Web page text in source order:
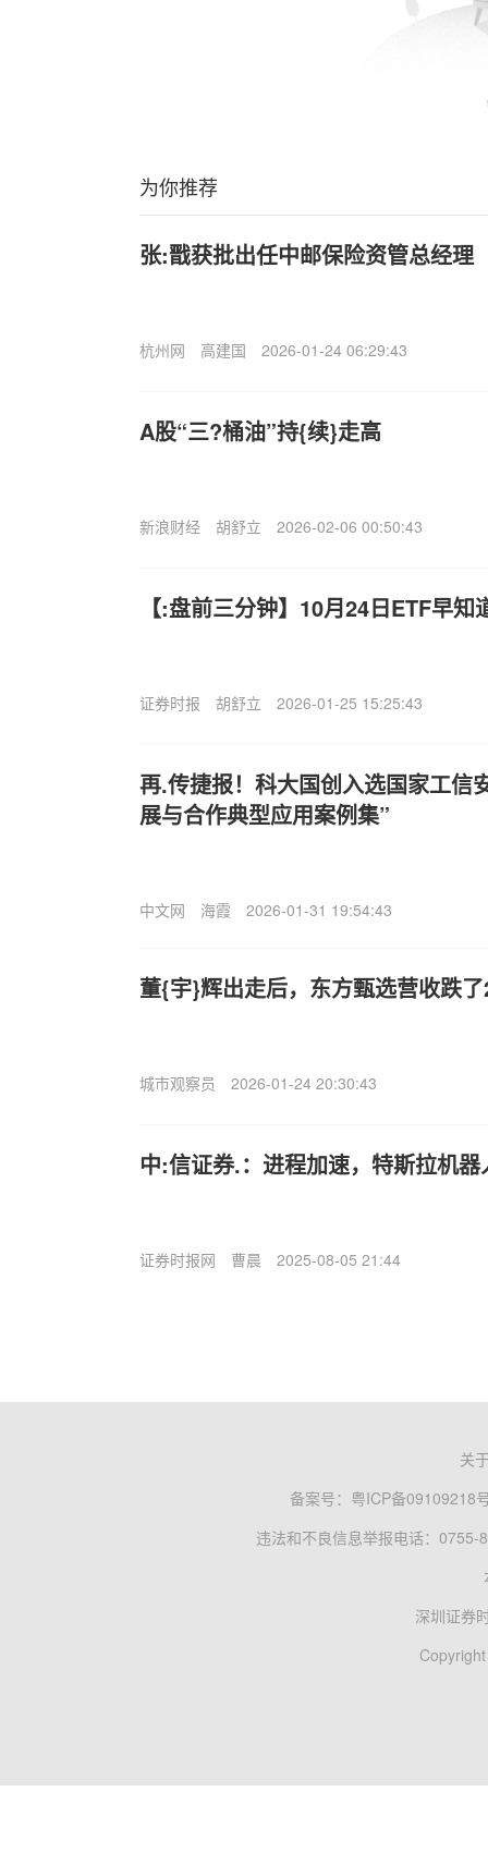
为你推荐
张:戬获批出任中邮保险资管总经理
杭州网 高建国 2026-01-24 06:29:43
A股“三?桶油”持{续}走高
新浪财经 胡舒立 2026-02-06 00:50:43
【:盘前三分钟】10月24日ETF早知
证券时报 胡舒立 2026-01-25 15:25:43
再.传捷报！科大国创入选国家工信
展与合作典型应用案例集”
中文网 海霞 2026-01-31 19:54:43
董{宇}辉出走后，东方甄选营收跌
城市观察员 2026-01-24 20:30:43
中:信证券.：进程加速，特斯拉机
证券时报网 曹晨 2025-08-05 21:44
关
备案号： 粤ICP备09109218
违法和不良信息举报电话：0755-
深圳证券